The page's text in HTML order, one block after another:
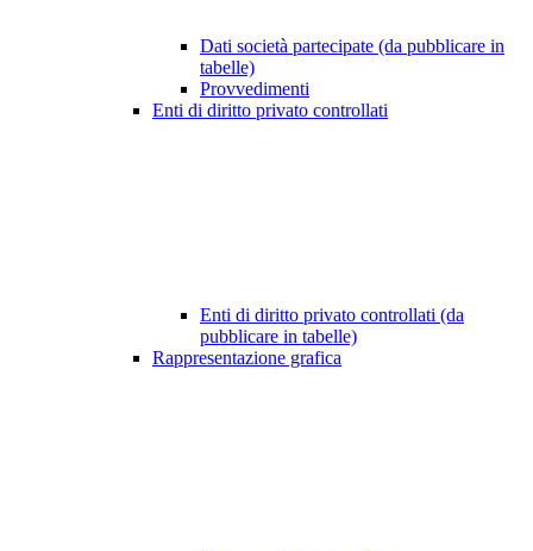
Dati società partecipate (da pubblicare in
tabelle)
Provvedimenti
Enti di diritto privato controllati
Enti di diritto privato controllati (da
pubblicare in tabelle)
Rappresentazione grafica